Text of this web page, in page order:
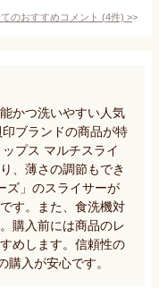
のおすすめコメント (4件) >
かつ洗いやすい人気
ブランドの商品が特
プス マルチスライ
、薄さの調節もでき
ズ」のスライサーが
す。また、食洗機対
購入前には商品のレ
めします。信頼性の
入が安心です。